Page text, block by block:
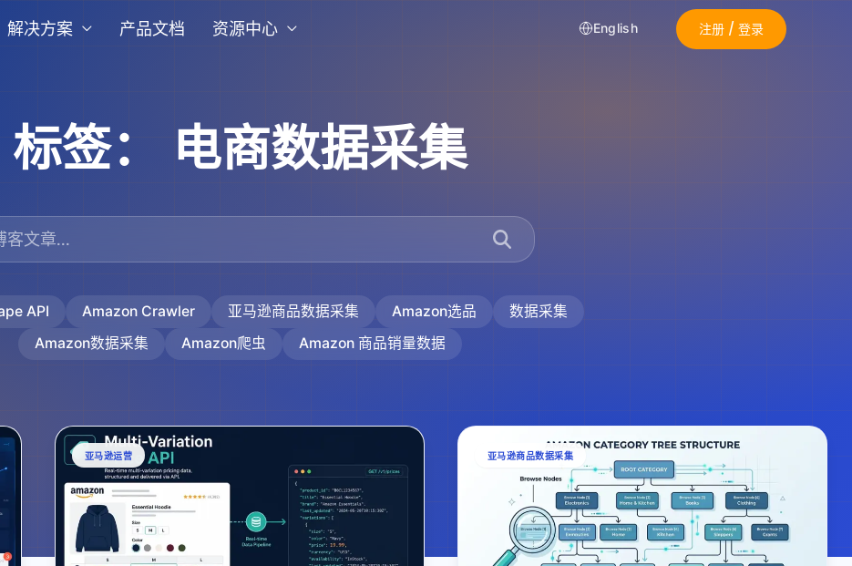
解决方案 产品文档 资源中心 English 注册 / 登录
标签： 电商数据采集
API Amazon Crawler 亚马逊商品数据采集 Amazon选品
数据采集
Amazon数据采集
Amazon爬虫 Amazon 商品销量数据
亚马逊运营 亚马逊商品数据采集